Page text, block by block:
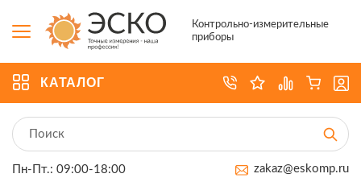
Контрольно-измерительные
приборы
КАТАЛОГ
Пн-Пт.: 09:00-18:00
zakaz@eskomp.ru